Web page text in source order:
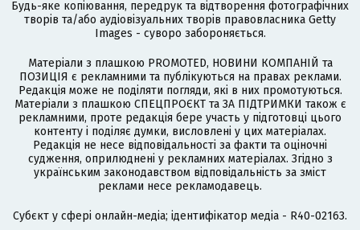
Будь-яке копіювання, передрук та відтворення фотографічних
творів та/або аудіовізуальних творів правовласника Getty
Images - суворо забороняється.
Матеріали з плашкою PROMOTED, НОВИНИ КОМПАНІЙ та
ПОЗИЦІЯ є рекламними та публікуються на правах реклами.
Редакція може не поділяти погляди, які в них промотуються.
Матеріали з плашкою СПЕЦПРОЄКТ та ЗА ПІДТРИМКИ також є
рекламними, проте редакція бере участь у підготовці цього
контенту і поділяє думки, висловлені у цих матеріалах.
Редакція не несе відповідальності за факти та оціночні
судження, оприлюднені у рекламних матеріалах. Згідно з
українським законодавством відповідальність за зміст
реклами несе рекламодавець.
Cубєкт у сфері онлайн-медіа; ідентифікатор медіа - R40-02163.